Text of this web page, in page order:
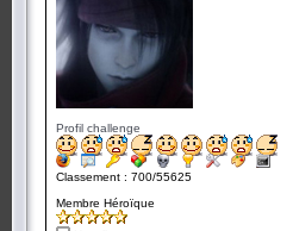
Profil challenge
Classement : 700/55625
Membre Héroïque